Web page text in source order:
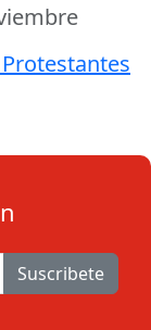
Suscribete